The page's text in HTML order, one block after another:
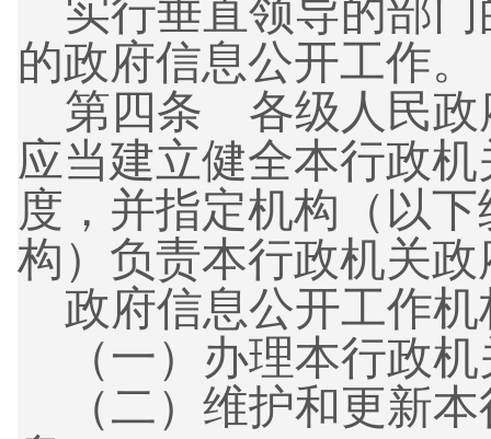
实行垂直领导的部
的政府信息公开工作。
第四条 各级人民
应当建立健全本行政
度，并指定机构（以
构）负责本行政机关
政府信息公开工作
（一） 办理本行政
（二） 维护和更新